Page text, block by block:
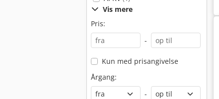
Vis mere
Pris:
-
Kun med prisangivelse
Årgang:
-